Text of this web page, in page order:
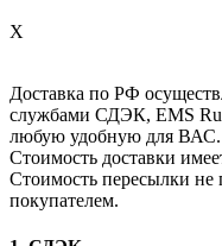
X
Доставка по РФ
службами СДЭК, EMS
любую удобную для ВАС.
Стоимость доставки
Стоимость пересылки не
покупателем.